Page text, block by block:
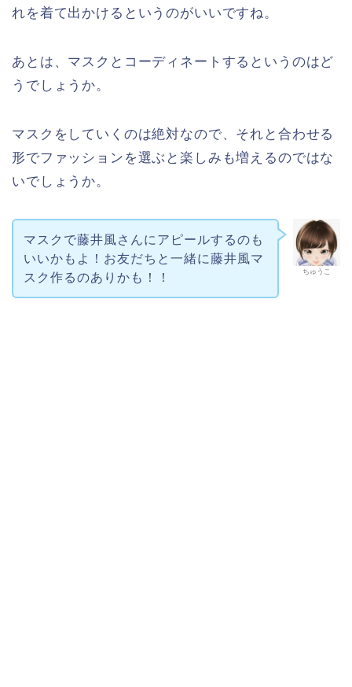
れを着て出かけるというのがいいですね。
あとは、マスクとコーディネートするというのはど
うでしょうか。
マスクをしていくのは絶対なので、それと合わせる
形でファッションを選ぶと楽しみも増えるのではな
いでしょうか。
ちゅうこ
マスクで藤井風さんにアピールするのも
いいかもよ！お友だちと一緒に藤井風マ
スク作るのありかも！！